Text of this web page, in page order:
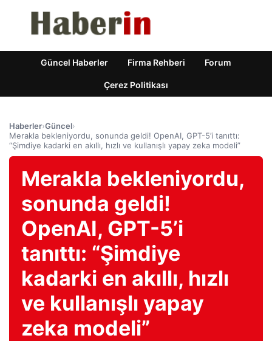
Güncel Haberler Firma Rehberi Forum
Çerez Politikası
Haberler›Güncel›
Merakla bekleniyordu, sonunda geldi! OpenAI, GPT-5’i tanıttı:
“Şimdiye kadarki en akıllı, hızlı ve kullanışlı yapay zeka modeli”
Merakla bekleniyordu,
sonunda geldi!
OpenAI, GPT-5’i
tanıttı: “Şimdiye
kadarki en akıllı, hızlı
ve kullanışlı yapay
zeka modeli”